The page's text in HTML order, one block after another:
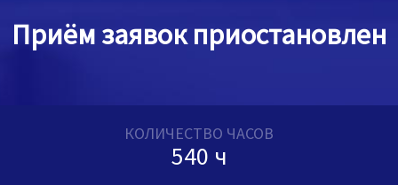
Приём заявок приостановлен
КОЛИЧЕСТВО ЧАСОВ
540 ч